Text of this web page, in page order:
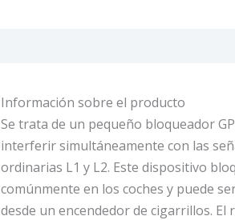
Información sobre el producto
Se trata de un pequeño bloqueador
interferir simultáneamente con las
ordinarias L1 y L2. Este dispositivo
comúnmente en los coches y puede
desde un encendedor de cigarrillos.